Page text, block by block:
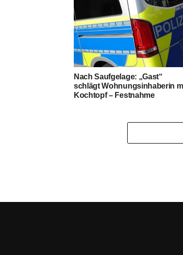
Nach Saufgelage: „Gast“
schlägt Wohnungsinhaberin
Kochtopf – Festnahme